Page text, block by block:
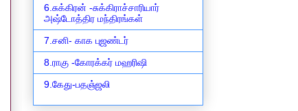
6.சுக்கிரன் -சுக்கிராச்சாரியார்
அஷ்டோத்திர மந்திரங்கள்
7.சனி- காக புஜண்டர்
8.ராகு -கோரக்கர் மஹரிஷி
9.கேது-பதஞ்ஜலி